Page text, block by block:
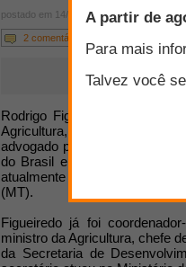
postado em 14/08/2013
2 comentários
Rodrigo Figueiredo foi
Agricultura, Pecuária e
advogado possui mais de 20
do Brasil e já foi secretário-
atualmente chefiava a
(MT).
Figueiredo já foi
ministro da Agricultura, chefe
da Secretaria de